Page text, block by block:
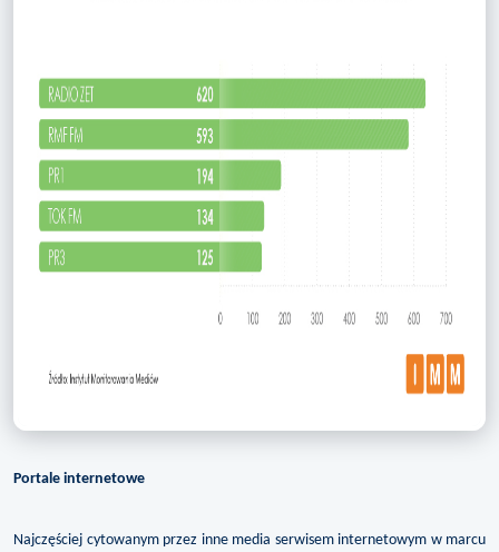
Portale internetowe
Najczęściej cytowanym przez inne media serwisem internetowym w marcu